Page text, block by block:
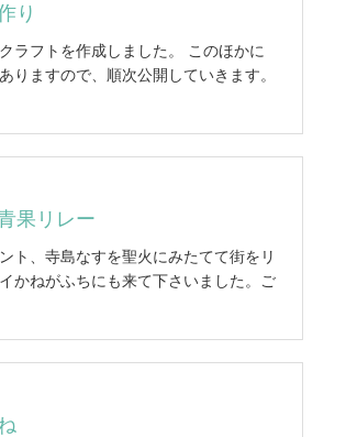
り
ラフトを作成しました。 このほかに
りますので、順次公開していきます。
果リレー
ト、寺島なすを聖火にみたてて街をリ
かねがふちにも来て下さいました。ご